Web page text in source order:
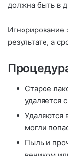
должна быть в
Игнорирование
результате, а
Старое
удаляется
Удаляются
могли
Пыль и